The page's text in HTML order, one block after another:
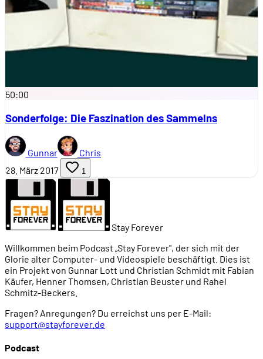
50:00
Sonderfolge: Die Faszination des Sammelns
Gunnar
Chris
28. März 2017
1
Stay Forever
Willkommen beim Podcast „Stay Forever", der sich mit der
Glorie alter Computer- und Videospiele beschäftigt. Dies ist
ein Projekt von Gunnar Lott und Christian Schmidt mit Fabian
Käufer, Henner Thomsen, Christian Beuster und Rahel
Schmitz-Beckers.
Fragen? Anregungen? Du erreichst uns per E-Mail:
support@stayforever.de
Podcast